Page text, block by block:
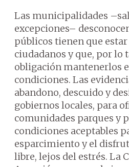
Las municipalidades
excepciones–
públicos tienen que
ciudadanos y que, por lo
obligación mantenerlos
condiciones. Las
abandono, descuido y
gobiernos locales, para
comunidades parques y
condiciones aceptables
esparcimiento y el
libre, lejos del estrés. La